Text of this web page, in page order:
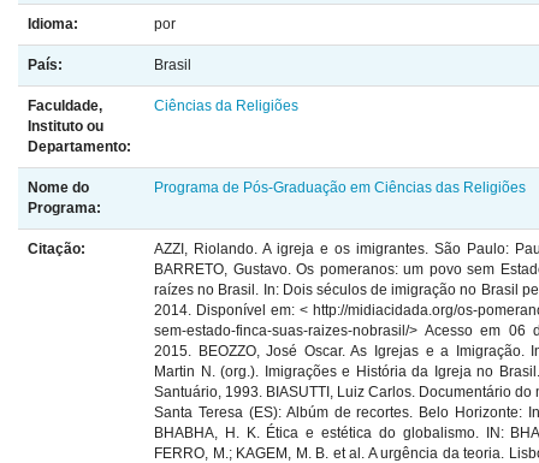
Idioma: por
País: Brasil
Faculdade,
Instituto ou
Departamento:
Ciências da Religiões
Nome do
Programa:
Programa de Pós-Graduação em Ciências das Religiões
Citação:
AZZI, Riolando. A igreja e os imigrantes. São Paulo:
BARRETO, Gustavo. Os pomeranos: um povo sem
raízes no Brasil. In: Dois séculos de imigração no Brasil
2014. Disponível em: < http://midiacidada.org/os-
sem-estado-finca-suas-raizes-nobrasil/> Acesso em 06
2015. BEOZZO, José Oscar. As Igrejas e a Imigração.
Martin N. (org.). Imigrações e História da Igreja no
Santuário, 1993. BIASUTTI, Luiz Carlos. Documentário do
Santa Teresa (ES): Albúm de recortes. Belo Horizonte:
BHABHA, H. K. Ética e estética do globalismo. IN:
FERRO, M.; KAGEM, M. B. et al. A urgência da teoria.